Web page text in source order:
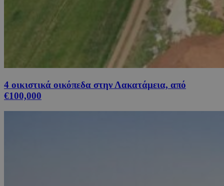
4 οικιστικά οικόπεδα στην Λακατάμεια, από
€100,000